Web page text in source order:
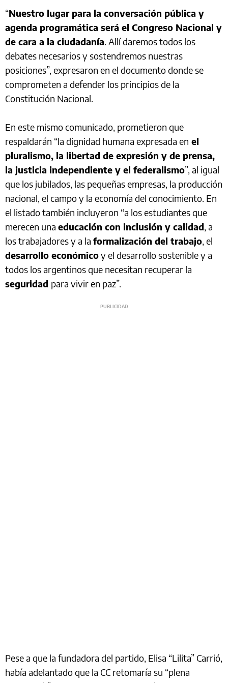
“Nuestro lugar para la conversación pública y
agenda programática será el Congreso Nacional y
de cara a la ciudadanía. Allí daremos todos los
debates necesarios y sostendremos nuestras
posiciones”, expresaron en el documento donde se
comprometen a defender los principios de la
Constitución Nacional.
En este mismo comunicado, prometieron que
respaldarán “la dignidad humana expresada en el
pluralismo, la libertad de expresión y de prensa,
la justicia independiente y el federalismo”, al igual
que los jubilados, las pequeñas empresas, la producción
nacional, el campo y la economía del conocimiento. En
el listado también incluyeron “a los estudiantes que
merecen una educación con inclusión y calidad, a
los trabajadores y a la formalización del trabajo, el
desarrollo económicoy el desarrollo sostenible y a
todos los argentinos que necesitan recuperar la
seguridad para vivir en paz”.
Pese a que la fundadora del partido, Elisa “Lilita” Carrió,
había adelantado que la CC retomaría su “plena